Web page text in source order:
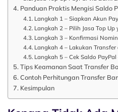
Panduan Praktis Mengisi Saldo
Langkah 1 – Siapkan Akun
Langkah 2 – Pilih Jasa Top Up
Langkah 3 – Konfirmasi
Langkah 4 – Lakukan
Langkah 5 – Cek Saldo
Tips Keamanan Saat Transfer
Contoh Perhitungan Transfer
Kesimpulan